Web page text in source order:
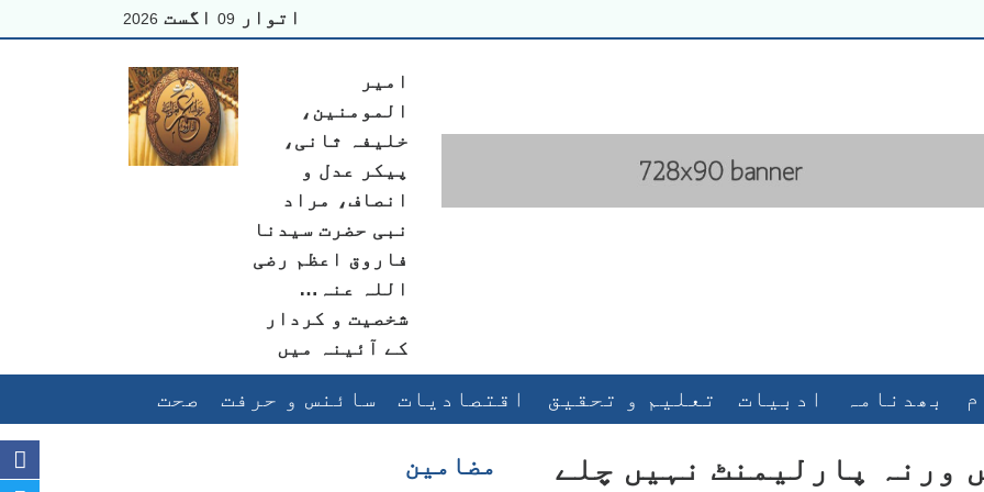
اتوار 09 اگست 2026
امیر
المومنین،
خلیفہ ثانی،
پیکر عدل و
انصاف، مراد
نبی حضرت سیدنا
فاروق اعظم رضی
اللہ عنہ…
شخصیت و کردار
کے آئینہ میں
بھدنامہ ادبیات تعلیم و تحقیق اقتصادیات سائنس و حرفت
صحت
ورنہ پارلیمنٹ نہیں چلے
مضامین